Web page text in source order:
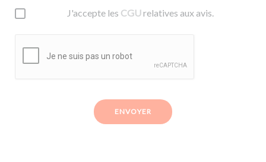
J'accepte les CGUrelatives aux avis.
ENVOYER